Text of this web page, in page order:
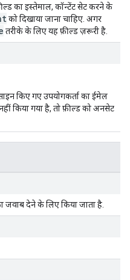
का इस्तेमाल, कॉन्टेंट सेट करने के
को दिखाया जाना चाहिए. अगर
तरीके के लिए यह फ़ील्ड ज़रूरी है.
किए गए उपयोगकर्ता का ईमेल
किया गया है, तो फ़ील्ड को अनसेट
जवाब देने के लिए किया जाता है.